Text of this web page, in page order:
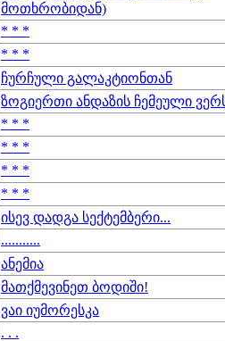
მოთხრობიდან)
* * *
* * *
ჩურჩული გალაკტიონთან
ზოგიერთი ანდაზის ჩემეული
* * *
* * *
* * *
* * *
ისევ დადგა სექტემბერი...
...........
ანემია
მათქმევინეთ ბოდიში!
ვაი იუმორესკა
. . .